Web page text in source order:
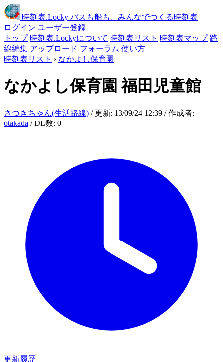
時刻表.Locky バスも船も、みんなでつくる時刻表
ログイン ユーザー登録
トップ 時刻表.Lockyについて 時刻表リスト 時刻表マップ 路
線編集 アップロード フォーラム 使い方
時刻表リスト › なかよし保育園
なかよし保育園福田児童館
さつきちゃん(生活路線) / 更新: 13/09/24 12:39 / 作成者:
otakada / DL数: 0
更新履歴